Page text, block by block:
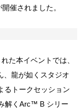
開催されました。
た本イベントでは、
、龍が如くスタジオ
るトークセッション
解くArc™ B シリー